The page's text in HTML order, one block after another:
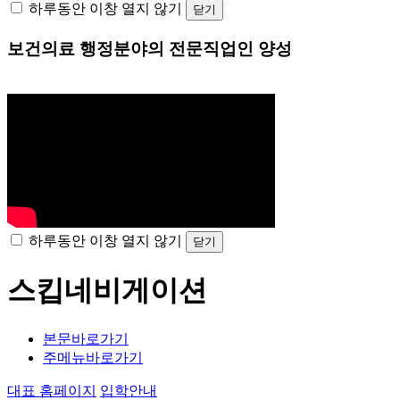
하루동안 이창 열지 않기 닫기
보건의료 행정분야의 전문직업인 양성
하루동안 이창 열지 않기 닫기
스킵네비게이션
본문바로가기
주메뉴바로가기
대표 홈페이지
입학안내